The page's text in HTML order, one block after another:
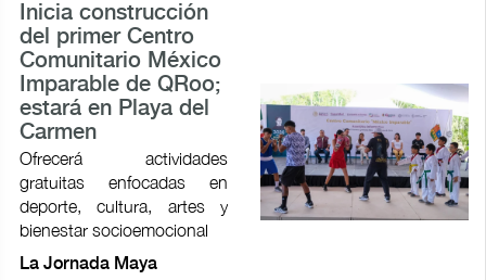
Inicia construcción
del primer Centro
Comunitario México
Imparable de QRoo;
estará en Playa del
Carmen
Ofrecerá actividades
gratuitas enfocadas en
deporte, cultura, artes y
bienestar socioemocional
La Jornada Maya